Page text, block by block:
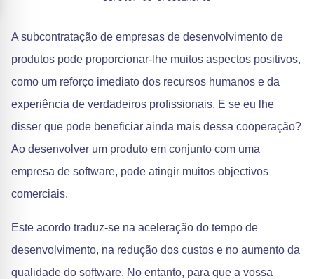
A subcontratação de empresas de desenvolvimento de
produtos pode proporcionar-lhe muitos aspectos positivos,
como um reforço imediato dos recursos humanos e da
experiência de verdadeiros profissionais. E se eu lhe
disser que pode beneficiar ainda mais dessa cooperação?
Ao desenvolver um produto em conjunto com uma
empresa de software, pode atingir muitos objectivos
comerciais.
Este acordo traduz-se na aceleração do tempo de
desenvolvimento, na redução dos custos e no aumento da
qualidade do software. No entanto, para que a vossa